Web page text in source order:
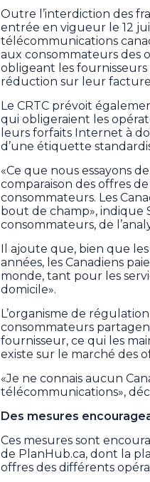
Outre l’interdiction des
entrée en vigueur le 12
télécommunications
aux consommateurs des
obligeant les fournisseurs
réduction sur leur
Le CRTC prévoit
qui obligeraient les
leurs forfaits Internet à
d’une étiquette
«Ce que nous essayons
comparaison des offres
consommateurs. Les
bout de champ», indique
consommateurs, de
Il ajoute que, bien que
années, les Canadiens
monde, tant pour les
domicile».
L’organisme de
consommateurs
fournisseur, ce qui les
existe sur le marché des
«Je ne connais aucun
télécommunications»,
Des mesures
Ces mesures sont
de PlanHub.ca, dont la
offres des différents